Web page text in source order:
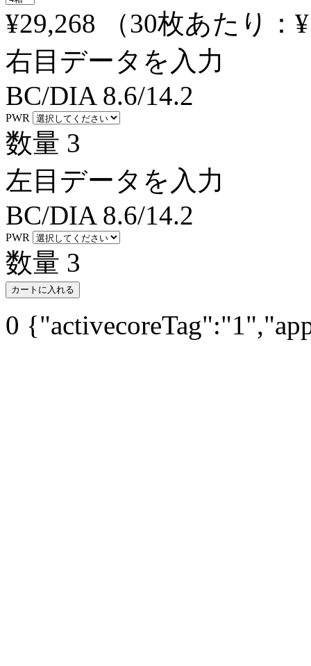
¥29,268 （30枚あたり：
右目データを入力
BC/DIA 8.6/14.2
PWR
数量 3
左目データを入力
BC/DIA 8.6/14.2
PWR
数量 3
カートに入れる
0